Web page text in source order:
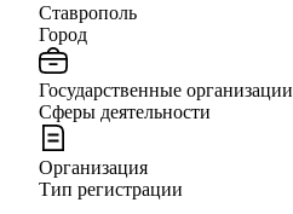
Ставрополь
Город
Государственные организации
Сферы деятельности
Организация
Тип регистрации